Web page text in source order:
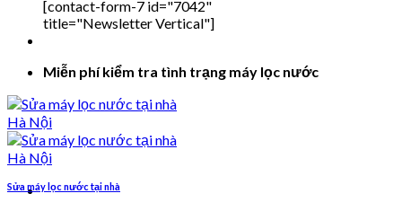
[contact-form-7 id="7042"
title="Newsletter Vertical"]
Miễn phí kiểm tra tình trạng máy lọc nước
Sửa máy lọc nước tại nhà